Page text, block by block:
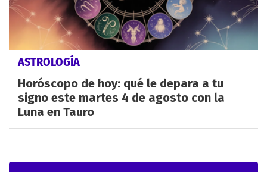
ASTROLOGÍA
Horóscopo de hoy: qué le depara a tu
signo este martes 4 de agosto con la
Luna en Tauro